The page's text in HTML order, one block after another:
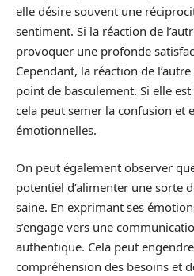
elle désire souvent une
sentiment. Si la réaction de
provoquer une profonde
Cependant, la réaction de
point de basculement. Si elle
cela peut semer la confusion et
émotionnelles.
On peut également observer
potentiel d’alimenter une sorte
saine. En exprimant ses
s’engage vers une
authentique. Cela peut
compréhension des besoins et